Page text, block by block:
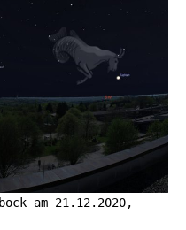
am 21.12.2020,